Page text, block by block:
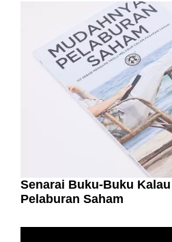
Senarai Buku-Buku
Pelaburan Saham